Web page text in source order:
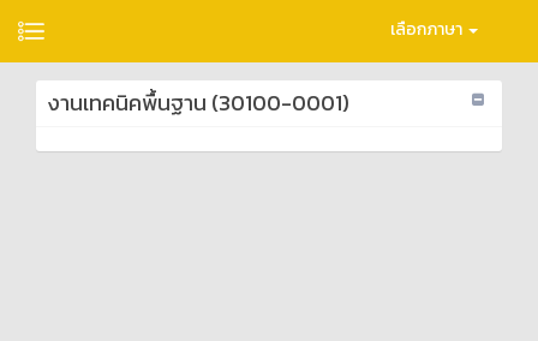
เลือกภาษา
งานเทคนิคพื้นฐาน (30100-0001)